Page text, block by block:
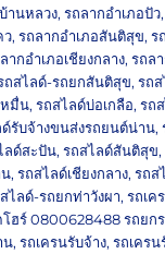
านหลวง,รถลากอำเภอปัว
ว,รถลากอำเภอสันติสุข,ร
ากอำเภอเชียงกลาง,รถล
ถสไลด์-รถยกสันติสุข,รถ
หมื่น,รถสไลด์บ่อเกลือ,รถ
ด์รับจ้างขนส่งรถยนต์น่าน,
ลด์สะปัน,รถสไลด์สันติสุข,
น,รถสไลด์เชียงกลาง,รถส
ไลด์-รถยกท่าวังผา,รถเค
ฮร์ 0800628488 รถยก
น,รถเครนรับจ้าง,รถเคร